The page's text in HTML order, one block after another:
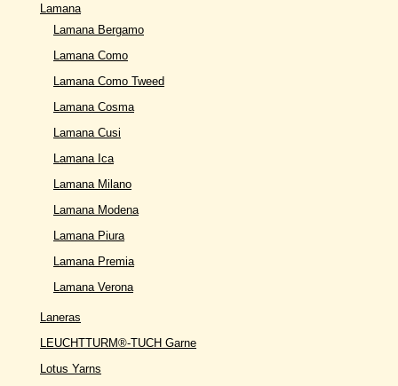
Lamana
Lamana Bergamo
Lamana Como
Lamana Como Tweed
Lamana Cosma
Lamana Cusi
Lamana Ica
Lamana Milano
Lamana Modena
Lamana Piura
Lamana Premia
Lamana Verona
Laneras
LEUCHTTURM®-TUCH Garne
Lotus Yarns